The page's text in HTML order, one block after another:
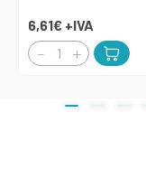
6,61€ +IVA